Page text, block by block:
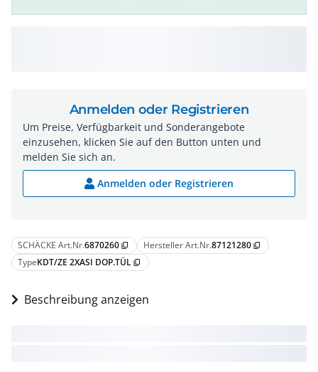
SCHÄCKE Art.Nr.6870260 content_copy Hersteller Art.Nr.87121280 content_copy
TypeKDT/ZE 2XASI DOP.TÜL content_copy
Beschreibung anzeigen
Anmelden oder Registrieren
Um Preise, Verfügbarkeit und Sonderangebote
einzusehen, klicken Sie auf den Button unten und
melden Sie sich an.
Anmelden oder Registrieren